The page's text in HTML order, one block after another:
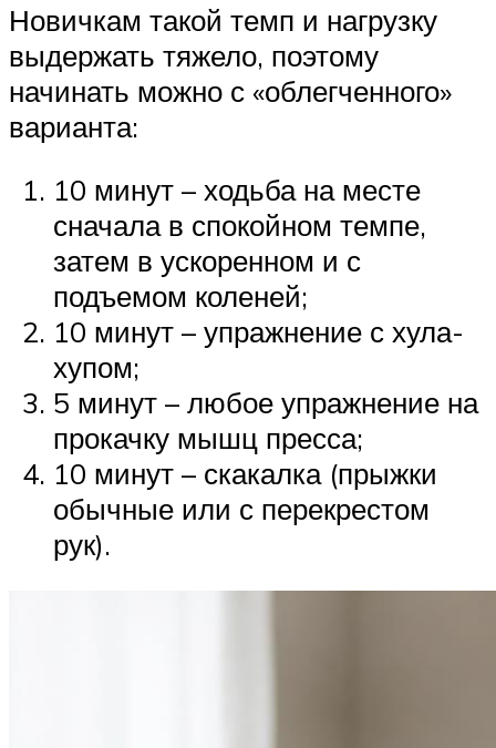
Новичкам такой темп и нагрузку
выдержать тяжело, поэтому
начинать можно с «облегченного»
варианта:
10 минут – ходьба на месте
сначала в спокойном темпе,
затем в ускоренном и с
подъемом коленей;
10 минут – упражнение с хула-
хупом;
5 минут – любое упражнение на
прокачку мышц пресса;
10 минут – скакалка (прыжки
обычные или с перекрестом
рук).